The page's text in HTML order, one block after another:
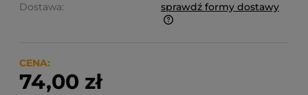
Dostawa:
sprawdź formy dostawy
produktów które się w nim znajdują.
CENA:
74,00 zł